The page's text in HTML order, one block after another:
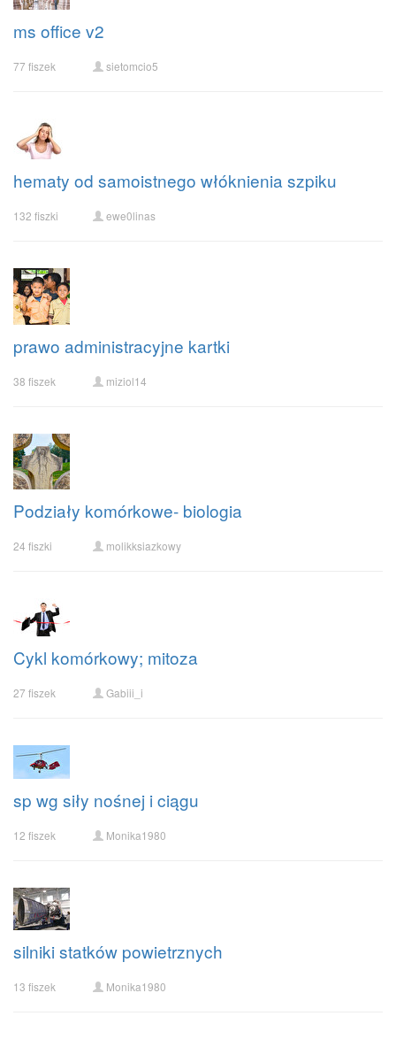
ms office v2
77 fiszek sietomcio5
hematy od samoistnego włóknienia szpiku
132 fiszki ewe0linas
prawo administracyjne kartki
38 fiszek miziol14
Podziały komórkowe- biologia
24 fiszki molikksiazkowy
Cykl komórkowy; mitoza
27 fiszek Gabiii_i
sp wg siły nośnej i ciągu
12 fiszek Monika1980
silniki statków powietrznych
13 fiszek Monika1980